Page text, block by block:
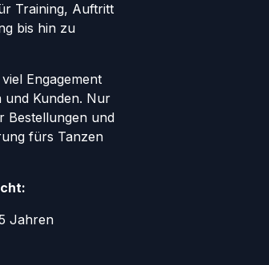
Training, Auftritt
bis hin zu
Engagement
und Kunden. Nur
Bestellungen und
fürs Tanzen
Jahren